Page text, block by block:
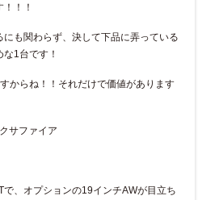
！！
も関わらず、決して下品に弄っている
1台です！
からね！！それだけで価値があります
サファイア
で、オプションの19インチAWが目立ち